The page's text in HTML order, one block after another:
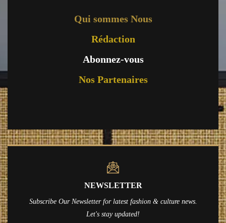
Qui sommes Nous
Rédaction
Abonnez-vous
Nos Partenaires
NEWSLETTER
Subscribe Our Newsletter for latest fashion & culture news.
Let's stay updated!